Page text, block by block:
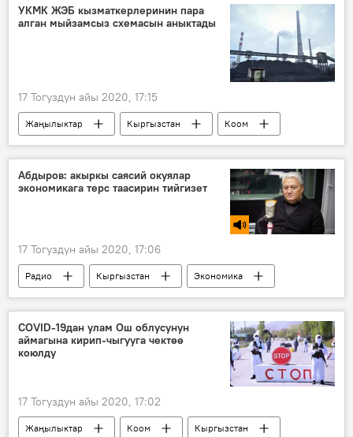
жумуш
УКМК ЖЭБ кызматкерлеринин пара
алган мыйзамсыз схемасын аныктады
17 Тогуздун айы 2020, 17:15
Жаңылыктар Кыргызстан
Коом
Экономика
УКМК
ЖЭБ
көмүр
коррупция пара
Абдыров: акыркы саясий окуялар
экономикага терс таасирин тийгизет
17 Тогуздун айы 2020, 17:06
Радио Кыргызстан
Экономика
инвестор
рейтинг
COVID-19дан улам Ош облусунун
аймагына кирип-чыгууга чектөө
коюлду
17 Тогуздун айы 2020, 17:02
Жаңылыктар Коом
Кыргызстан